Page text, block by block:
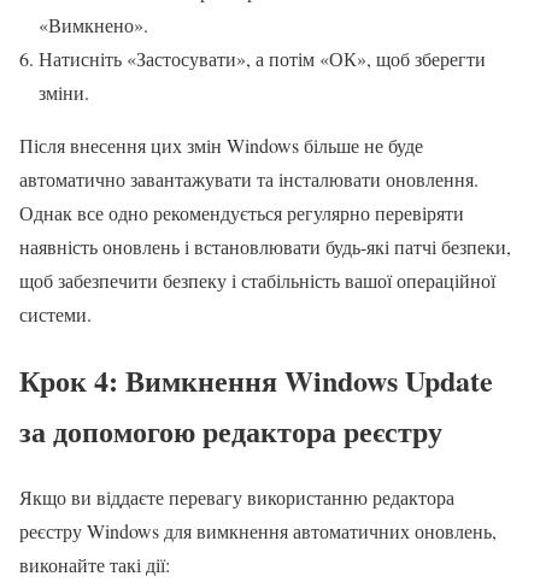
«Вимкнено».
Натисніть «Застосувати», а потім «ОК», щоб зберегти
зміни.
Після внесення цих змін Windows більше не буде
автоматично завантажувати та інсталювати оновлення.
Однак все одно рекомендується регулярно перевіряти
наявність оновлень і встановлювати будь-які патчі безпеки,
щоб забезпечити безпеку і стабільність вашої операційної
системи.
Крок 4: Вимкнення Windows Update
за допомогою редактора реєстру
Якщо ви віддаєте перевагу використанню редактора
реєстру Windows для вимкнення автоматичних оновлень,
виконайте такі дії: